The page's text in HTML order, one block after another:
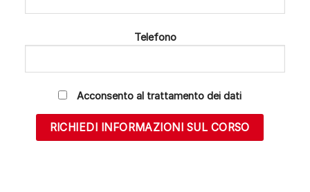
Telefono
Acconsento al trattamento dei dati